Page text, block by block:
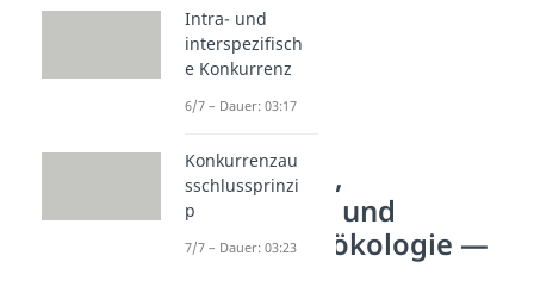
Synökologie,
Autökologie und
Populationsökologie —
Intra- und
interspezifisch
e Konkurrenz
6/7 – Dauer: 03:17
Konkurrenzau
sschlussprinzi
p
7/7 – Dauer: 03:23